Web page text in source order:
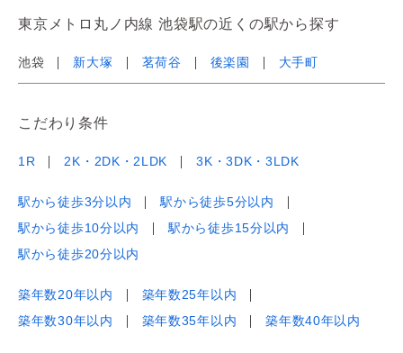
東京メトロ丸ノ内線 池袋駅の近くの駅から探す
池袋 新大塚 茗荷谷 後楽園 大手町
こだわり条件
1R 2K・2DK・2LDK 3K・3DK・3LDK
駅から徒歩3分以内
駅から徒歩5分以内
駅から徒歩10分以内
駅から徒歩15分以内
駅から徒歩20分以内
築年数20年以内
築年数25年以内
築年数30年以内
築年数35年以内 築年数40年以内